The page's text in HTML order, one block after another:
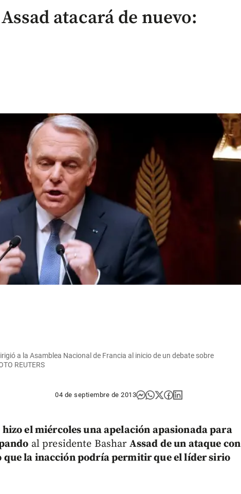
atacará de nuevo:
a la Asamblea Nacional de Francia al inicio de un debate sobre
REUTERS
04 de septiembre de 2013
hizo el miércoles una apelación apasionada para
al presidente Bashar Assad de un ataque con
la inacción podría permitir que el líder sirio